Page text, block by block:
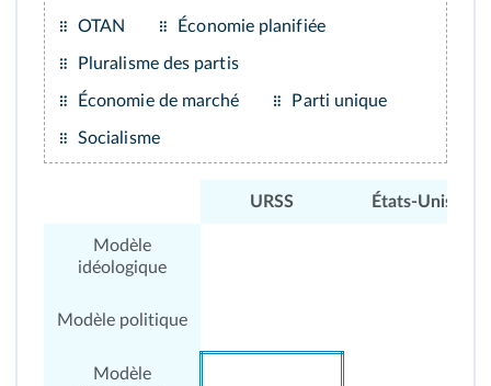
OTAN Économie planifiée
Pluralisme des partis
Économie de marché Parti unique
Socialisme
URSS États-Unis
Modèle
idéologique
Modèle politique
Modèle